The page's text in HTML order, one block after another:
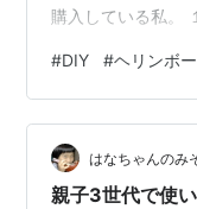
購入している私。
作業工程は１台目
で、少し配色は 変
は私にとっては「
バリも殆どありま
す。 ４枚分を分解
#DIY #ヘリンボ
はなちゃんのみ
親子3世代で使